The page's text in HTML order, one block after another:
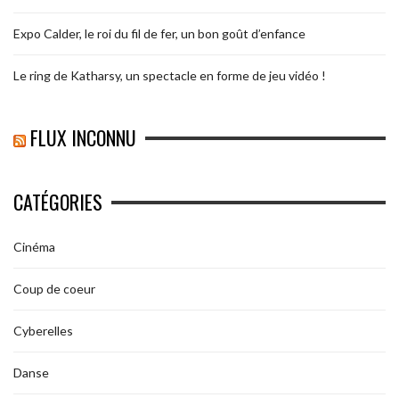
Expo Calder, le roi du fil de fer, un bon goût d’enfance
Le ring de Katharsy, un spectacle en forme de jeu vidéo !
FLUX INCONNU
CATÉGORIES
Cinéma
Coup de coeur
Cyberelles
Danse